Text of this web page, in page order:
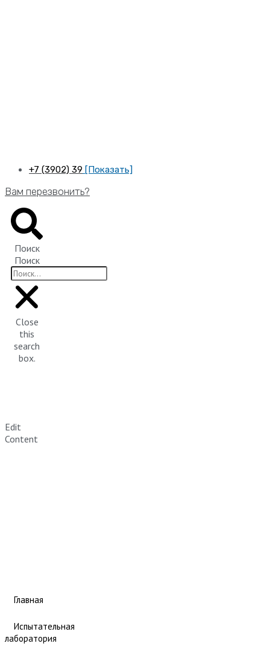
+7 (3902) 39 [Показать]
Вам перезвонить?
Поиск
Поиск
Close
this
search
box.
Edit
Content
Главная
Испытательная
лаборатория